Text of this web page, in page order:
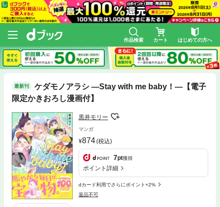
作品検索 カート はじめての方へ
最新刊
ケダモノアラシ ―Stay with me baby！―【電子
限定かきおろし漫画付】
黒井モリー
マンガ
874(税込)
7pt獲得
ポイント詳細
dカード利用でさらにポイント+2%
返品不可